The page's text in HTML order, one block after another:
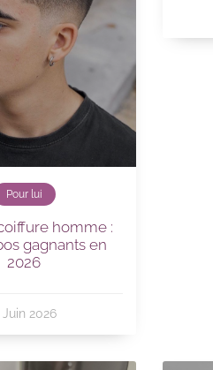
Pour lui
homme :
gagnants en
2026
Juin 2026